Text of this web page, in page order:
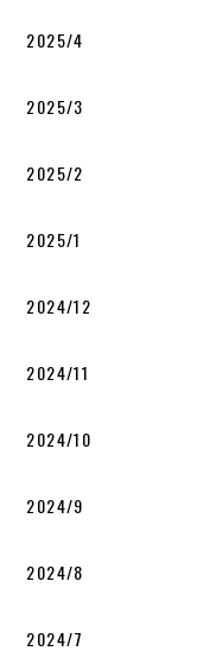
2025/4
2025/3
2025/2
2025/1
2024/12
2024/11
2024/10
2024/9
2024/8
2024/7